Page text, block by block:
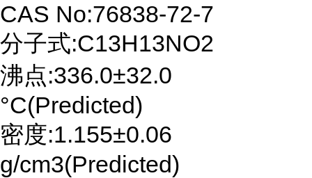
CAS No:76838-72-7
分子式:C13H13NO2
沸点:336.0±32.0
°C(Predicted)
密度:1.155±0.06
g/cm3(Predicted)